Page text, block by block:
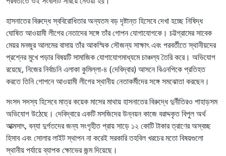
হাসনাতের বিরুদ্ধে স্ববিরোধিতার অন্যতম বড় দৃষ্টান্ত হিসেবে দেখা হচ্ছে নিষিদ্ধ
ঘোষিত আওয়ামী লীগের নেতাদের সঙ্গে তাঁর গোপন যোগাযোগকে। চট্টগ্রামের সাবেক
মেয়র মনজুর আলমের বাসায় তাঁর আকস্মিক সৌজন্য সাক্ষাৎ এবং পরবর্তীতে স্থানীয়দের
প্রশ্নের মুখে পড়ার বিষয়টি সামাজিক যোগাযোগমাধ্যমে চাঞ্চল্য তৈরি করে। অভিযোগ
রয়েছে, নিজের নির্বাচনি এলাকা কুমিল্লা-৪ (দেবিদ্বার) আসনে বিএনপিকে প্রতিহত
করতে তিনি গোপনে আওয়ামী লীগের স্থানীয় নেতাকর্মীদের সঙ্গে সমঝোতা করছেন।
সংসদ সদস্য হিসেবে মাত্র কয়েক মাসের মাথায় হাসনাতের বিরুদ্ধে দুর্নীতিরও পাহাড়সম
অভিযোগ উঠেছে। দেবিদ্বারে একটি মসজিদের উন্নয়ন কাজে বরাদ্দকৃত বিপুল অর্থ
আত্মসাৎ, বন্যা দুর্গতদের জন্য সংগৃহীত প্রায় সাড়ে ১২ কোটি টাকার ত্রাণের অস্বচ্ছ
হিসাব এবং সোলার লাইট স্থাপন না করেই সরকারি তহবিল খরচের মতো বিষয়গুলো
স্থানীয় পর্যায়ে ব্যাপক ক্ষোভের জন্ম দিয়েছে।